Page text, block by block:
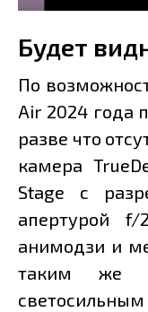
Будет
По
Air 2024 года
разве что
камера
Stage с
апертурой f/
анимодзи и
таким же